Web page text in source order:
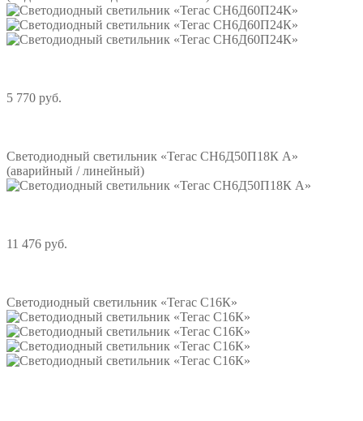
5 770 руб.
Светодиодный светильник «Тегас СН6Д50П18К А»
(аварийный / линейный)
11 476 руб.
Светодиодный светильник «Тегас С16К»